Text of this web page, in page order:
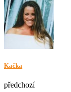
Kačka
předchozí